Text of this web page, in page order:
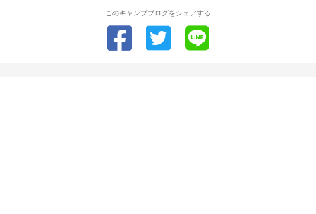
このキャンプブログをシェアする